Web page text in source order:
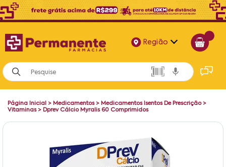
Região
Alagoas
Bahia
Página Inicial > Medicamentos> Medicamentos Isentos De Prescrição>
Vitaminas> Dprev Cálcio Myralis 60 Comprimidos